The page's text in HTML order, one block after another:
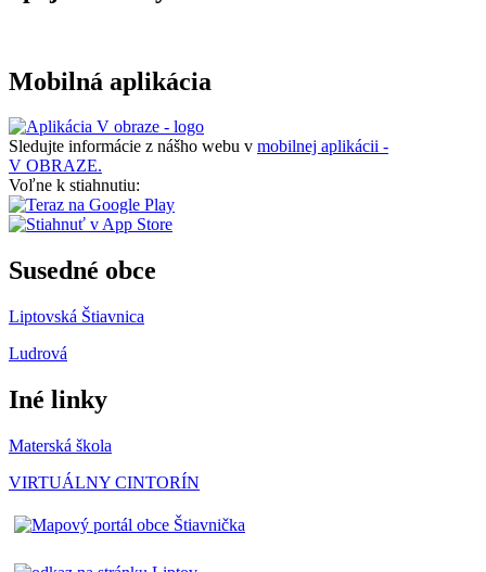
Mobilná aplikácia
Sledujte informácie z nášho webu v mobilnej aplikácii -
V OBRAZE.
Voľne k stiahnutiu:
Susedné obce
Liptovská Štiavnica
Ludrová
Iné linky
Materská škola
VIRTUÁLNY CINTORÍN